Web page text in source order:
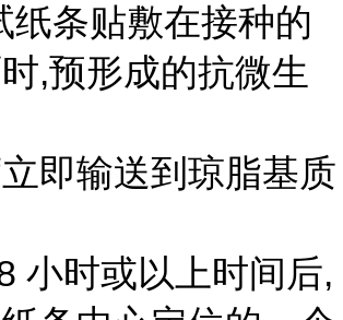
纸条贴敷在接种的
,预形成的抗微生
即输送到琼脂基质
小时或以上时间后,